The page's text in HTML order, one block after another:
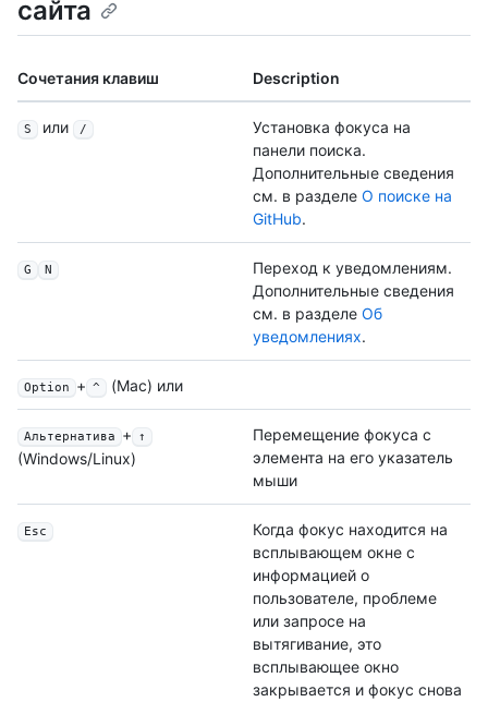
сайта
Сочетания клавиш Description
S или /
Установка фокуса на
панели поиска.
Дополнительные сведения
см. в разделе О поиске на
GitHub.
G N
Переход к уведомлениям.
Дополнительные сведения
см. в разделе Об
уведомлениях.
Option + ^ (Mac) или
Альтернатива + ↑
(Windows/Linux)
Перемещение фокуса с
элемента на его указатель
мыши
Esc
Когда фокус находится на
всплывающем окне с
информацией о
пользователе, проблеме
или запросе на
вытягивание, это
всплывающее окно
закрывается и фокус снова